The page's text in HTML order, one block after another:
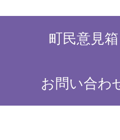
町民意見箱
お問い合わ